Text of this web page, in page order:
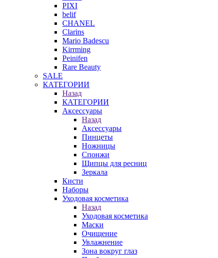
PIXI
belif
CHANEL
Clarins
Mario Badescu
Kirrming
Peinifen
Rare Beauty
SALE
КАТЕГОРИИ
Назад
КАТЕГОРИИ
Аксессуары
Назад
Аксессуары
Пинцеты
Ножницы
Спонжи
Щипцы для ресниц
Зеркала
Кисти
Наборы
Уходовая косметика
Назад
Уходовая косметика
Маски
Очищение
Увлажнение
Зона вокруг глаз